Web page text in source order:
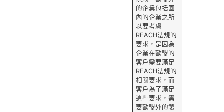
的企業包括國
內的企業之所
以要考慮
REACH法規的
要求，是因為
企業在歐盟的
客戶需要滿足
REACH法規的
相關要求，而
客戶為了滿足
這些要求，需
要歐盟外的製